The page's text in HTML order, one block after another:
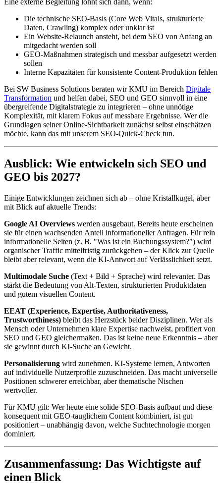
Die technische SEO-Basis (Core Web Vitals, strukturierte
Daten, Crawling) komplex oder unklar ist
Ein Website-Relaunch ansteht, bei dem SEO von Anfang an
mitgedacht werden soll
GEO-Maßnahmen strategisch und messbar aufgesetzt werden
sollen
Interne Kapazitäten für konsistente Content-Produktion fehlen
Bei SW Business Solutions beraten wir KMU im Bereich Digitale
Transformation und helfen dabei, SEO und GEO sinnvoll in eine
übergreifende Digitalstrategie zu integrieren – ohne unnötige
Komplexität, mit klarem Fokus auf messbare Ergebnisse. Wer die
Grundlagen seiner Online-Sichtbarkeit zunächst selbst einschätzen
möchte, kann das mit unserem SEO-Quick-Check tun.
Ausblick: Wie entwickeln sich SEO und
GEO bis 2027?
Einige Entwicklungen zeichnen sich ab – ohne Kristallkugel, aber
mit Blick auf aktuelle Trends:
Google AI Overviews werden ausgebaut. Bereits heute erscheinen
sie für einen wachsenden Anteil informationeller Anfragen. Für rein
informationelle Seiten (z. B. "Was ist ein Buchungssystem?") wird
organischer Traffic mittelfristig zurückgehen – der Klick zur Quelle
bleibt aber relevant, wenn die KI-Antwort auf Verlässlichkeit setzt.
Multimodale Suche (Text + Bild + Sprache) wird relevanter. Das
stärkt die Bedeutung von Alt-Texten, strukturierten Produktdaten
und gutem visuellen Content.
EEAT (Experience, Expertise, Authoritativeness,
Trustworthiness) bleibt das Herzstück beider Disziplinen. Wer als
Mensch oder Unternehmen klare Expertise nachweist, profitiert von
SEO und GEO gleichermaßen. Das ist keine neue Erkenntnis – aber
sie gewinnt durch KI-Suche an Gewicht.
Personalisierung wird zunehmen. KI-Systeme lernen, Antworten
auf individuelle Nutzerprofile zuzuschneiden. Das macht universelle
Positionen schwerer erreichbar, aber thematische Nischen
wertvoller.
Für KMU gilt: Wer heute eine solide SEO-Basis aufbaut und diese
konsequent mit GEO-tauglichem Content kombiniert, ist gut
positioniert – unabhängig davon, welche Suchtechnologie morgen
dominiert.
Zusammenfassung: Das Wichtigste auf
einen Blick